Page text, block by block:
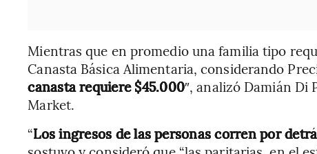
Mientras que en promedio una familia tipo
Canasta Básica Alimentaria, considerando
canasta requiere $45.000″, analizó Damián Di
Market.
“Los ingresos de las personas corren por